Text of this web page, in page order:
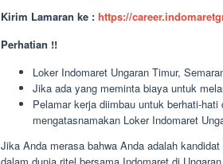
Kirim Lamaran ke : https://
Perhatian !!
Loker Indomaret Ungaran Timur,
Jika ada yang meminta biaya untuk
Pelamar kerja diimbau untuk berhati-
mengatasnamakan Loker Indomaret
Jika Anda merasa bahwa Anda adalah
dalam dunia ritel bersama Indomaret di